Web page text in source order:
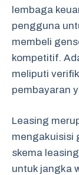
lembaga
pengguna
membeli
kompetitif.
meliputi
pembayaran
Leasing
mengakuisisi
skema
untuk jangka